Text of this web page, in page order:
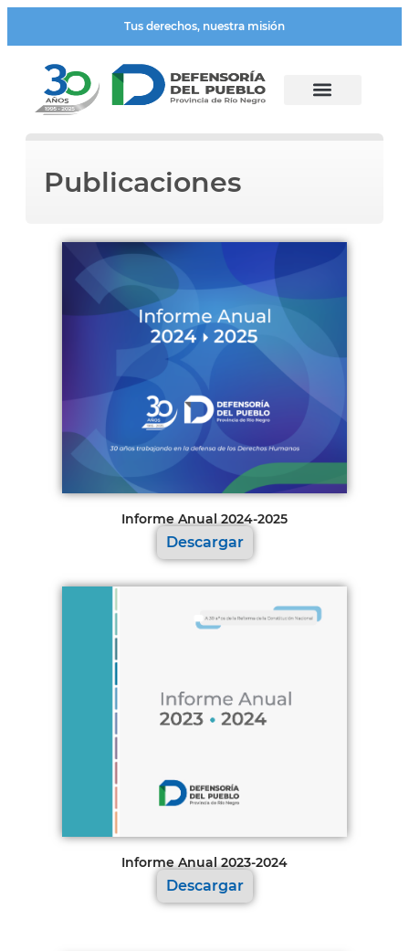
Tus derechos, nuestra misión
Publicaciones
Informe Anual 2024-2025
Descargar
Informe Anual 2023-2024
Descargar